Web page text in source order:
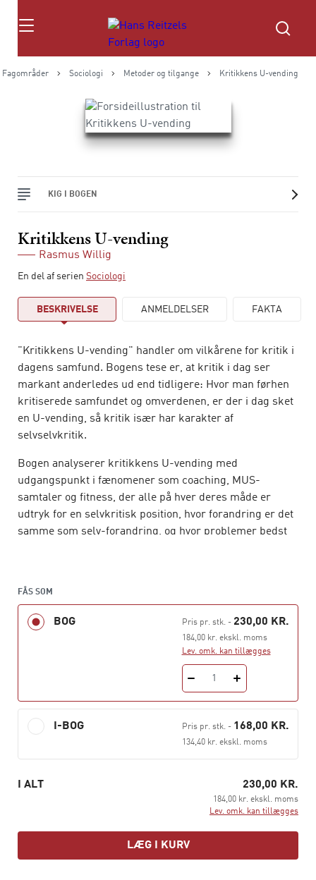
Søg
Fagområder Sociologi Metoder og tilgange Kritikkens U-vending
KIG I BOGEN
Kritikkens U-vending
Rasmus Willig
En del af serien Sociologi
BESKRIVELSE ANMELDELSER FAKTA
"Kritikkens U-vending" handler om vilkårene for kritik i
dagens samfund. Bogens tese er, at kritik i dag ser
markant anderledes ud end tidligere: Hvor man førhen
kritiserede samfundet og omverdenen, er der i dag sket
en U-vending, så kritik især har karakter af
selvselvkritik.
Bogen analyserer kritikkens U-vending med
udgangspunkt i fænomener som coaching, MUS-
samtaler og fitness, der alle på hver deres måde er
udtryk for en selvkritisk position, hvor forandring er det
samme som selv-forandring, og hvor problemer bedst
FÅS SOM
BOG Pris pr. stk.- 230,00 KR.
184,00 kr. ekskl. moms
Lev. omk. kan tillægges
1
I-BOG Pris pr. stk.- 168,00 KR.
134,40 kr. ekskl. moms
I ALT 230,00 KR.
184,00 kr. ekskl. moms
Lev. omk. kan tillægges
LÆG I KURV